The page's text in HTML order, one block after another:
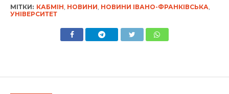
МІТКИ: КАБМІН НОВИНИ НОВИНИ ІВАНО-ФРАНКІВСЬКА
УНІВЕРСИТЕТ